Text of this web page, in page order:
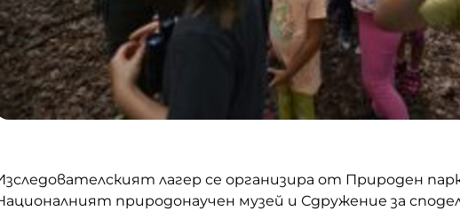
лагер се организира от Природен
природонаучен музей и Сдружение за